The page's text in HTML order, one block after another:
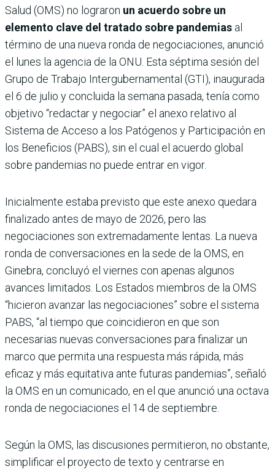
Salud (OMS) no lograron un acuerdo sobre un
elemento clave del tratado sobre pandemias al
término de una nueva ronda de negociaciones, anunció
el lunes la agencia de la ONU. Esta séptima sesión del
Grupo de Trabajo Intergubernamental (GTI), inaugurada
el 6 de julio y concluida la semana pasada, tenía como
objetivo “redactar y negociar” el anexo relativo al
Sistema de Acceso a los Patógenos y Participación en
los Beneficios (PABS), sin el cual el acuerdo global
sobre pandemias no puede entrar en vigor.
Inicialmente estaba previsto que este anexo quedara
finalizado antes de mayo de 2026, pero las
negociaciones son extremadamente lentas. La nueva
ronda de conversaciones en la sede de la OMS, en
Ginebra, concluyó el viernes con apenas algunos
avances limitados. Los Estados miembros de la OMS
“hicieron avanzar las negociaciones” sobre el sistema
PABS, “al tiempo que coincidieron en que son
necesarias nuevas conversaciones para finalizar un
marco que permita una respuesta más rápida, más
eficaz y más equitativa ante futuras pandemias”, señaló
la OMS en un comunicado, en el que anunció una octava
ronda de negociaciones el 14 de septiembre.
Según la OMS, las discusiones permitieron, no obstante,
simplificar el proyecto de texto y centrarse en